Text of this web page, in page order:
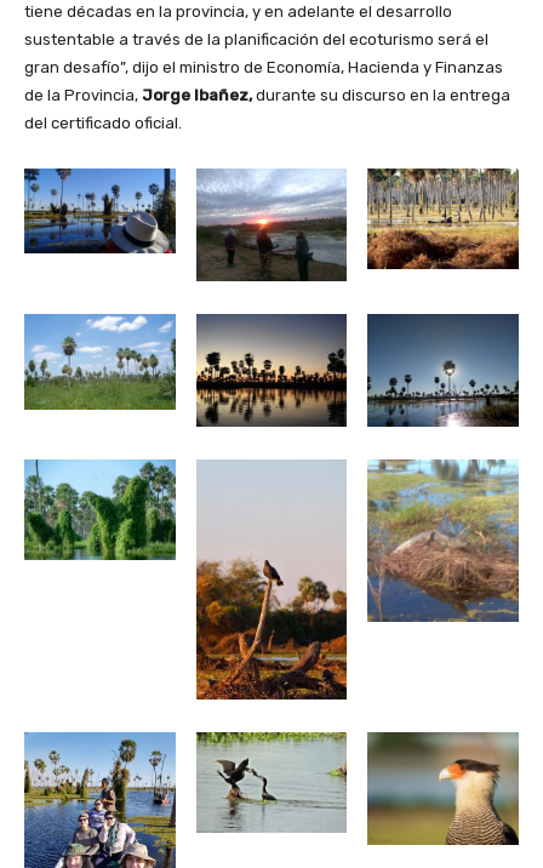
tiene décadas en la provincia, y en adelante el desarrollo
sustentable a través de la planificación del ecoturismo será el
gran desafío”, dijo el ministro de Economía, Hacienda y Finanzas
de la Provincia, Jorge Ibañez,durante su discurso en la entrega
del certificado oficial.